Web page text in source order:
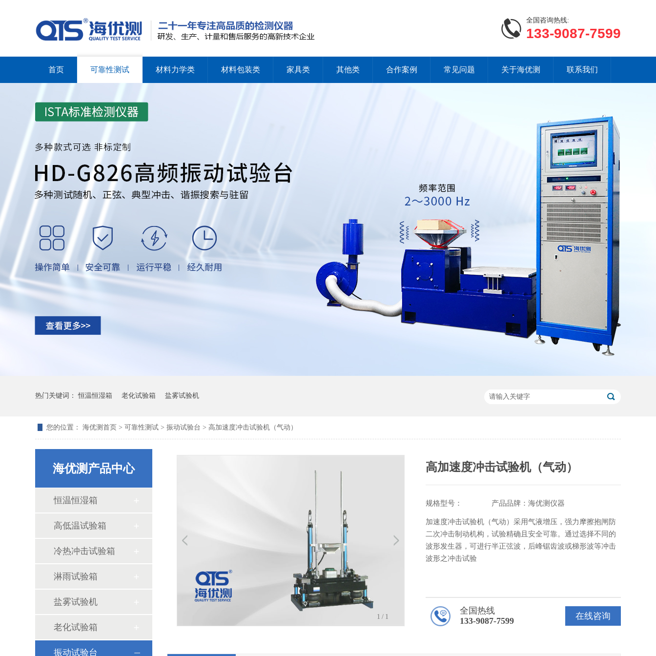
全国咨询热线:
133-9087-7599
首页 可靠性测试 材料力学类 材料包装类 家具类 其他类 合作案例 常见问题 关于海优测 联系我们
热门关键词：恒温恒湿箱 老化试验箱 盐雾试验机
您的位置： 海优测首页 > 可靠性测试 > 振动试验台 > 高加速度冲击试验机（气动）
1 /1
高加速度冲击试验机（气动）
规格型号： 产品品牌：海优测仪器
加速度冲击试验机（气动）采用气液增压，强力摩擦抱闸防
二次冲击制动机构，试验精确且安全可靠。通过选择不同的
波形发生器，可进行半正弦波，后峰锯齿波或梯形波等冲击
波形之冲击试验
在线咨询
全国热线
133-9087-7599
海优测产品中心
恒温恒湿箱
高低温试验箱
冷热冲击试验箱
淋雨试验箱
盐雾试验机
老化试验箱
振动试验台
RoHS检测仪